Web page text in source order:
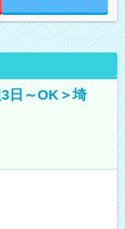
日～OK＞埼